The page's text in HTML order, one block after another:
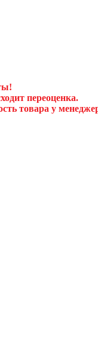
переоценка.
товара у